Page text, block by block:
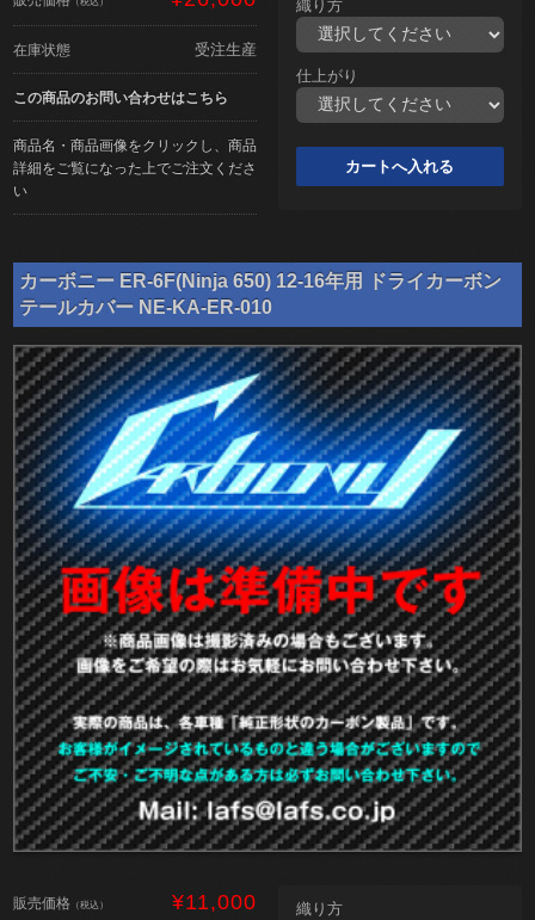
在庫状態 受注生産
この商品のお問い合わせはこちら
商品名・商品画像をクリックし、商品
詳細をご覧になった上でご注文くださ
い
織り方
仕上がり
カーボニー ER-6F(Ninja 650) 12-16年用 ドライカーボン
テールカバー NE-KA-ER-010
販売価格 （税込） ¥11,000 織り方